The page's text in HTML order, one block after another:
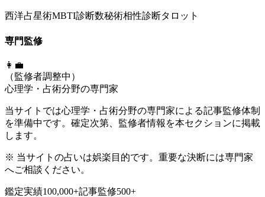
西洋占星術MBTI診断数秘術相性診断タロット
専門監修
👩‍💼
（監修者調整中）
心理学・占術分野の専門家
当サイトでは心理学・占術分野の専門家による記事監修体制
を準備中です。確定次第、監修者情報を本セクションに掲載
します。
※ 当サイトの占いは娯楽目的です。重要な決断には専門家
へご相談ください。
鑑定実績100,000+記事監修500+